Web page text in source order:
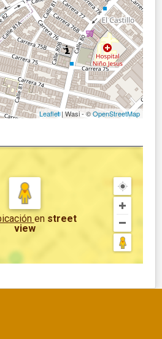
Leaflet| Wasi - ©OpenStreetMap
en street
view